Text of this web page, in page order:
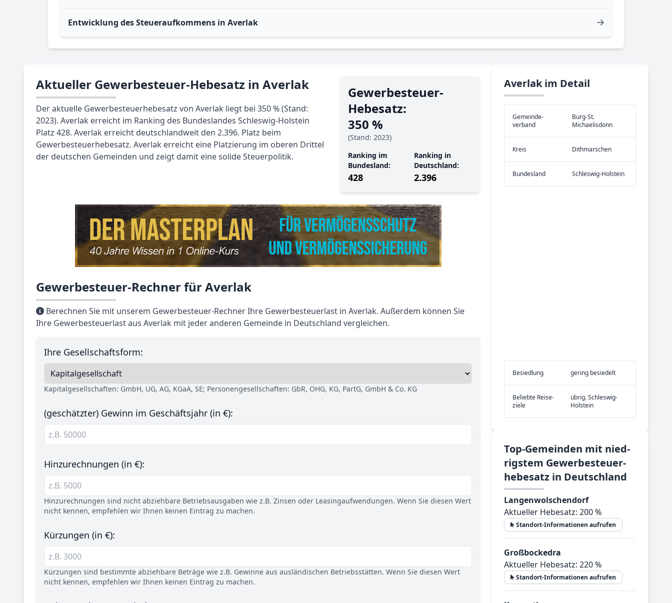
Entwicklung des Steueraufkommens in Averlak
Aktueller Gewerbesteuer-Hebesatz in Averlak
Der aktuelle Gewerbesteuerhebesatz von Averlak liegt bei 350 % (Stand:
2023). Averlak erreicht im Ranking des Bundeslandes Schleswig-Holstein
Platz 428. Averlak erreicht deutschlandweit den 2.396. Platz beim
Gewerbesteuerhebesatz. Averlak erreicht eine Platzierung im oberen Drittel
der deutschen Gemeinden und zeigt damit eine solide Steuerpolitik.
Gewerbe­steuer-
Hebe­satz:
350 %
(Stand: 2023)
Ranking im
Bundesland:
428
Ranking in
Deutschland:
2.396
Gewerbesteuer-Rechner für Averlak
Berechnen Sie mit unserem Gewerbesteuer-Rechner Ihre Gewerbesteuerlast in Averlak. Außerdem können Sie
Ihre Gewerbesteuerlast aus Averlak mit jeder anderen Gemeinde in Deutschland vergleichen.
Ihre Gesellschaftsform:
Kapitalgesellschaften: GmbH, UG, AG, KGaA, SE; Personengesellschaften: GbR, OHG, KG, PartG, GmbH & Co. KG
(geschätzter) Gewinn im Geschäftsjahr (in €):
Hinzurechnungen (in €):
Hinzurechnungen sind nicht abziehbare Betriebsausgaben wie z.B. Zinsen oder Leasingaufwendungen. Wenn Sie diesen Wert
nicht kennen, empfehlen wir Ihnen keinen Eintrag zu machen.
Kürzungen (in €):
Kürzungen sind bestimmte abziehbare Beträge wie z.B. Gewinne aus ausländischen Betriebsstätten. Wenn Sie diesen Wert
nicht kennen, empfehlen wir Ihnen keinen Eintrag zu machen.
Averlak im Detail
Gemeinde­
verband
Burg-St.
Michaelisdonn
Kreis Dithmarschen
Bundes­land Schleswig-Holstein
Be­sied­lung gering besiedelt
Be­lieb­te Rei­se­
zie­le
übrig. Schleswig-
Holstein
Top-­Ge­mein­den mit nied­
rig­stem Ge­wer­be­steu­er­
he­be­satz in Deutsch­land
Langenwolschendorf
Aktueller Hebesatz: 200 %
Standort-Informationen aufrufen
Großbockedra
Aktueller Hebesatz: 220 %
Standort-Informationen aufrufen